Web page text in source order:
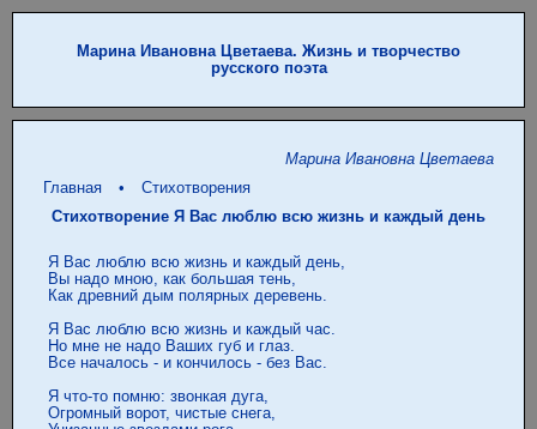
Марина Ивановна Цветаева. Жизнь и творчество
русского поэта
Марина Ивановна Цветаева
Главная
•
Стихотворения
Стихотворение Я Вас люблю всю жизнь и каждый день
Я Вас люблю всю жизнь и каждый день,
Вы надо мною, как большая тень,
Как древний дым полярных деревень.
Я Вас люблю всю жизнь и каждый час.
Но мне не надо Ваших губ и глаз.
Все началось - и кончилось - без Вас.
Я что-то помню: звонкая дуга,
Огромный ворот, чистые снега,